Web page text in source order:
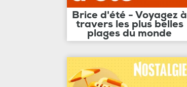
Brice d'été - Voyagez à
travers les plus belles
plages du monde